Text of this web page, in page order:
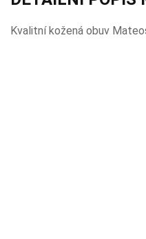
Kvalitní kožená obuv